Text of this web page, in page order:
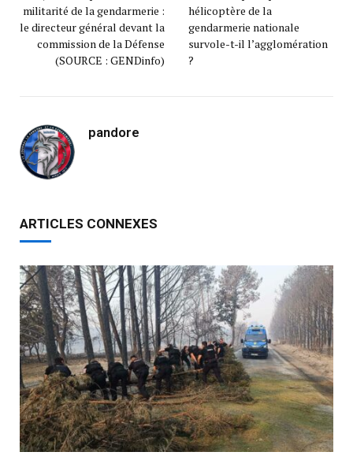
militarité de la gendarmerie :
le directeur général devant la
commission de la Défense
(SOURCE : GENDinfo)
hélicoptère de la
gendarmerie nationale
survole-t-il l’agglomération
?
pandore
ARTICLES CONNEXES